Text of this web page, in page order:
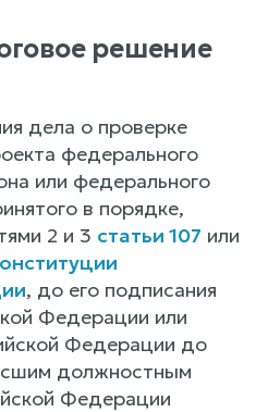
решение
дела о проверке
федерального
или федерального
в порядке,
2 и 3 статьи 107 или
, до его подписания
Федерации или
Федерации до
должностным
Федерации